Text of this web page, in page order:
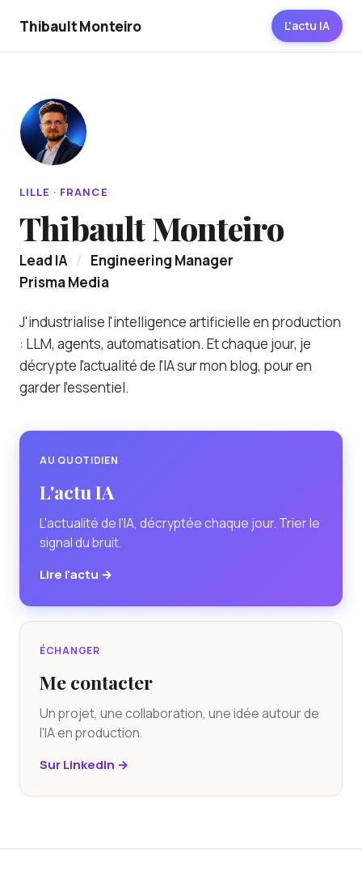
Thibault Monteiro L'actu IA
LILLE · FRANCE
Thibault Monteiro
Lead IA / Engineering Manager
Prisma Media
J'industrialise l'intelligence artificielle en production
: LLM, agents, automatisation. Et chaque jour, je
décrypte l'actualité de l'IA sur mon blog, pour en
garder l'essentiel.
AU QUOTIDIEN
L'actu IA
L'actualité de l'IA, décryptée chaque jour. Trier le
signal du bruit.
Lire l'actu →
ÉCHANGER
Me contacter
Un projet, une collaboration, une idée autour de
l'IA en production.
Sur LinkedIn →